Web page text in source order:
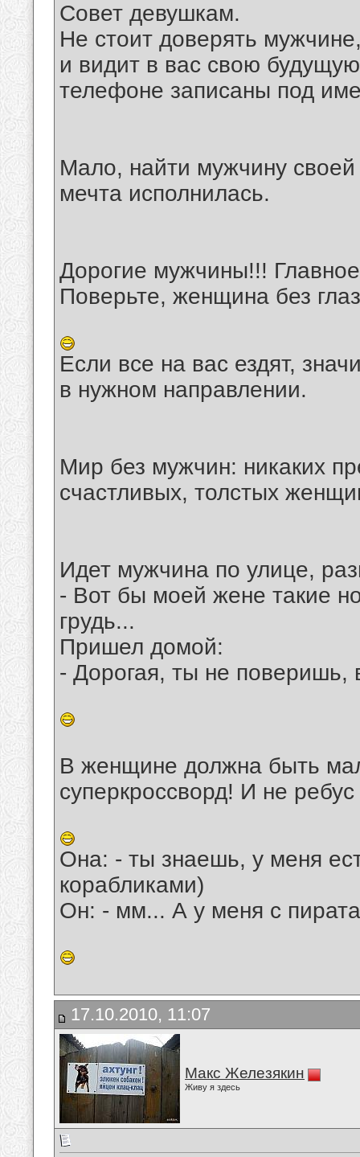
Совет девушкам.
Не стоит доверять
и видит в вас свою
телефоне записаны под
Мало, найти мужчину своей
мечта исполнилась.
Дорогие мужчины!!!
Поверьте, женщина без
Если все на вас ездят,
в нужном направлении.
Мир без мужчин: никаких
счастливых, толстых
Идет мужчина по улице,
- Вот бы моей жене такие
грудь...
Пришел домой:
- Дорогая, ты не поверишь,
В женщине должна быть
суперкроссворд! И не
Она: - ты знаешь, у меня
корабликами)
Он: - мм... А у меня с
17.10.2010, 11:07
Макс Железякин
Живу я здесь